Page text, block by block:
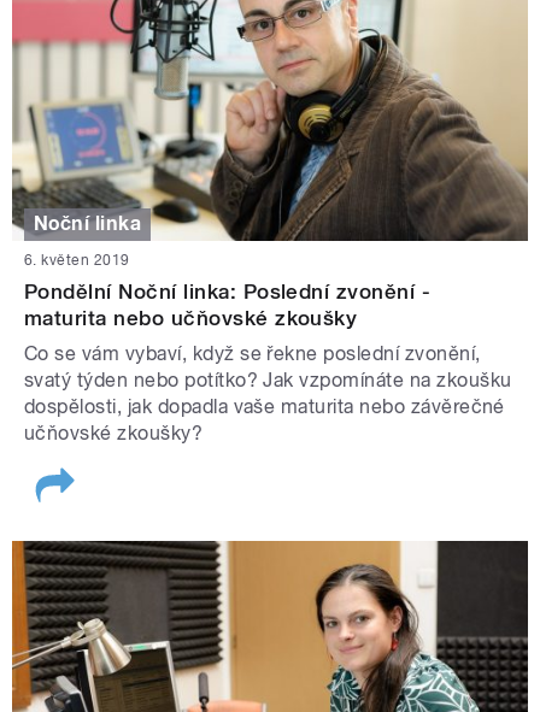
Noční linka
6. květen 2019
Pondělní Noční linka: Poslední zvonění -
maturita nebo učňovské zkoušky
Co se vám vybaví, když se řekne poslední zvonění,
svatý týden nebo potítko? Jak vzpomínáte na zkoušku
dospělosti, jak dopadla vaše maturita nebo závěrečné
učňovské zkoušky?